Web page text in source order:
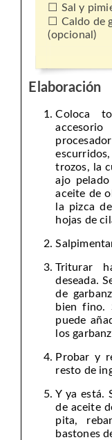
Sal y
Caldo de
(opcional)
Elaboración
Coloca
trozos, la
ajo
aceite de
la pizca
hojas de
Triturar
deseada.
de
bien fino.
puede
los
Probar y
resto de
Y ya está.
de aceite
pita,
bastones